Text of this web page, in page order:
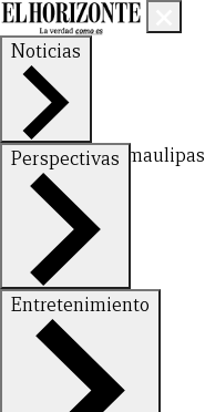
Noticias
Nuevo LeónTamaulipas
Perspectivas
FinanzasOpinión
Entretenimiento